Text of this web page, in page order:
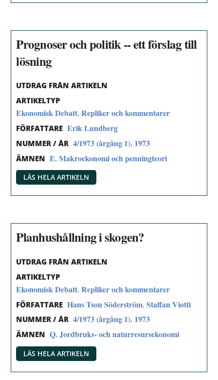
Prognoser och politik -- ett förslag till
lösning
UTDRAG FRÅN ARTIKELN
ARTIKELTYP
Ekonomisk Debatt,Repliker och kommentarer
FÖRFATTARE Erik Lundberg
NUMMER / ÅR 4/1973 (årgång 1), 1973
ÄMNEN E. Makroekonomi och penningteori
LÄS HELA ARTIKELN
Planhushållning i skogen?
UTDRAG FRÅN ARTIKELN
ARTIKELTYP
Ekonomisk Debatt,Repliker och kommentarer
FÖRFATTARE Hans Tson Söderström,Staffan Viotti
NUMMER / ÅR 4/1973 (årgång 1), 1973
ÄMNEN Q. Jordbruks- och naturresursekonomi
LÄS HELA ARTIKELN